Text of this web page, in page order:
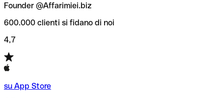
Founder @Affarimiei.biz
600.000 clienti si fidano di noi
4,7
su App Store